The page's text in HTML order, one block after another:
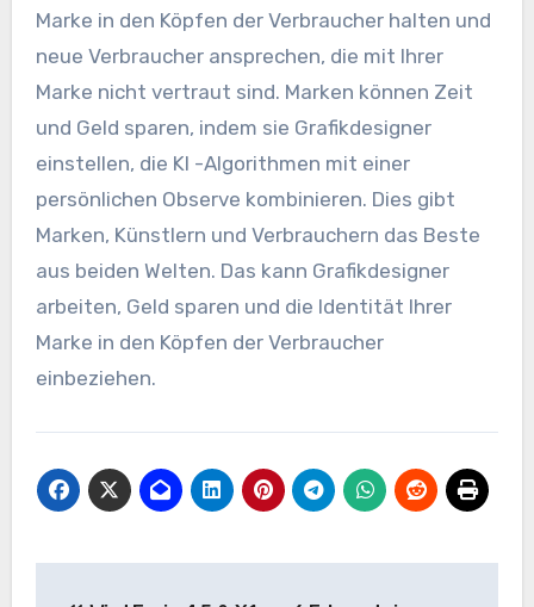
Marke in den Köpfen der Verbraucher halten und
neue Verbraucher ansprechen, die mit Ihrer
Marke nicht vertraut sind. Marken können Zeit
und Geld sparen, indem sie Grafikdesigner
einstellen, die KI -Algorithmen mit einer
persönlichen Observe kombinieren. Dies gibt
Marken, Künstlern und Verbrauchern das Beste
aus beiden Welten. Das kann Grafikdesigner
arbeiten, Geld sparen und die Identität Ihrer
Marke in den Köpfen der Verbraucher
einbeziehen.